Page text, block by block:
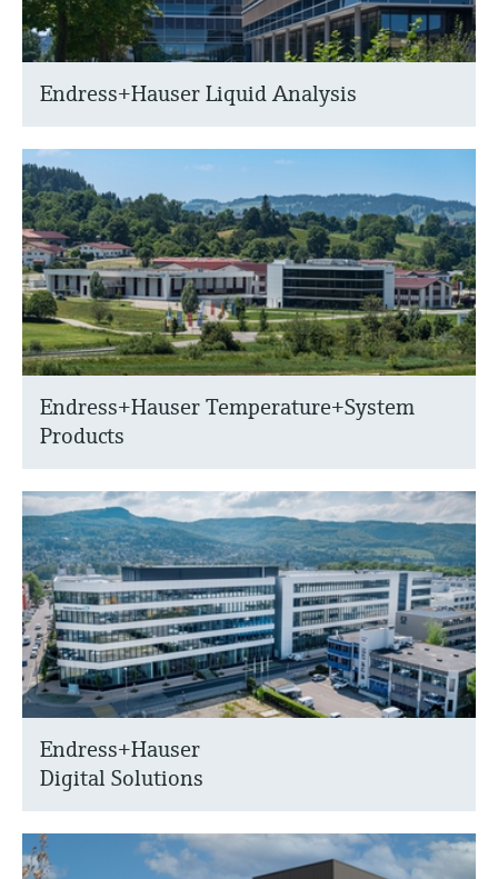
Endress+Hauser Liquid Analysis
Endress+Hauser Temperature+System
Products
Endress+Hauser
Digital Solutions